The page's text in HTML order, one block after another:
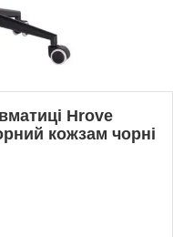
Hrove
кожзам чорні